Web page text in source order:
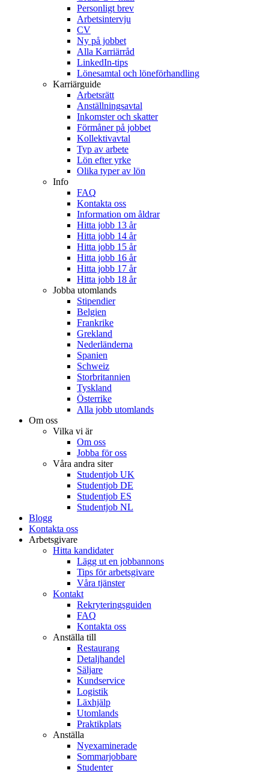
Personligt brev
Arbetsintervju
CV
Ny på jobbet
Alla Karriärråd
LinkedIn-tips
Lönesamtal och löneförhandling
Karriärguide
Arbetsrätt
Anställningsavtal
Inkomster och skatter
Förmåner på jobbet
Kollektivavtal
Typ av arbete
Lön efter yrke
Olika typer av lön
Info
FAQ
Kontakta oss
Information om åldrar
Hitta jobb 13 år
Hitta jobb 14 år
Hitta jobb 15 år
Hitta jobb 16 år
Hitta jobb 17 år
Hitta jobb 18 år
Jobba utomlands
Stipendier
Belgien
Frankrike
Grekland
Nederländerna
Spanien
Schweiz
Storbritannien
Tyskland
Österrike
Alla jobb utomlands
Om oss
Vilka vi är
Om oss
Jobba för oss
Våra andra siter
Studentjob UK
Studentjob DE
Studentjob ES
Studentjob NL
Blogg
Kontakta oss
Arbetsgivare
Hitta kandidater
Lägg ut en jobbannons
Tips för arbetsgivare
Våra tjänster
Kontakt
Rekryteringsguiden
FAQ
Kontakta oss
Anställa till
Restaurang
Detaljhandel
Säljare
Kundservice
Logistik
Läxhjälp
Utomlands
Praktikplats
Anställa
Nyexaminerade
Sommarjobbare
Studenter